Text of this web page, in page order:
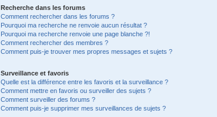
Recherche dans les forums
Comment rechercher dans les forums ?
Pourquoi ma recherche ne renvoie aucun résultat ?
Pourquoi ma recherche renvoie une page blanche ?!
Comment rechercher des membres ?
Comment puis-je trouver mes propres messages et sujets ?
Surveillance et favoris
Quelle est la différence entre les favoris et la surveillance ?
Comment mettre en favoris ou surveiller des sujets ?
Comment surveiller des forums ?
Comment puis-je supprimer mes surveillances de sujets ?